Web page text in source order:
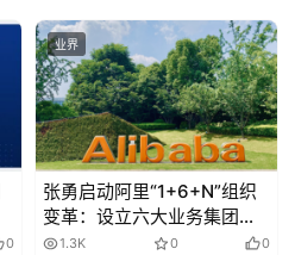
0
业界
张勇启动阿里“1+6+N”组织
变革：设立六大业务集团，
或将独立上市
1.3K 0 0